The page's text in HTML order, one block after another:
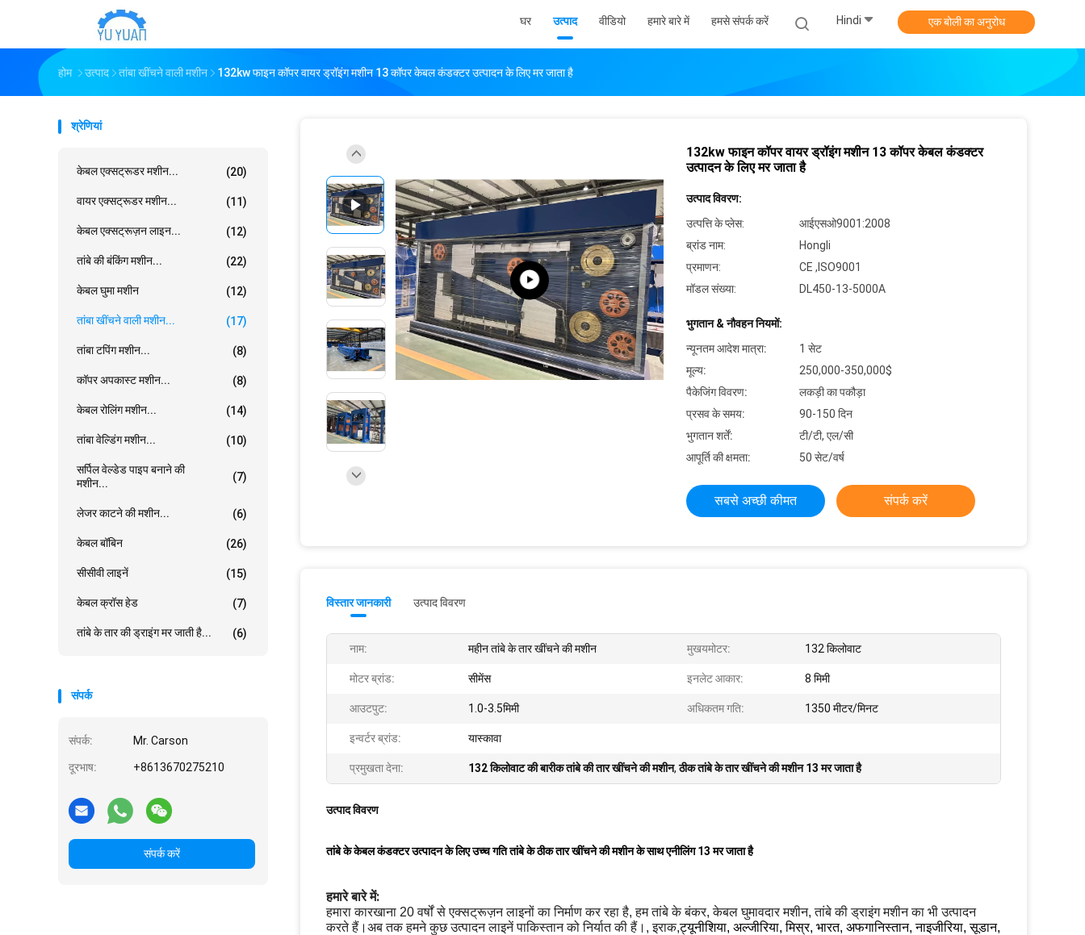
घर उत्पाद वीडियो हमारे बारे में हमसे संपर्क करें Hindi एक बोली का अनुरोध
होम उत्पाद तांबा खींचने वाली मशीन 132kw फाइन कॉपर वायर ड्रॉइंग मशीन 13 कॉपर केबल कंडक्टर उत्पादन के लिए मर जाता है
श्रेणियां
केबल एक्सट्रूडर मशीन... (20)
वायर एक्सट्रूडर मशीन... (11)
केबल एक्सट्रूज़न लाइन... (12)
तांबे की बंकिंग मशीन... (22)
केबल घुमा मशीन (12)
तांबा खींचने वाली मशीन... (17)
तांबा टपिंग मशीन... (8)
कॉपर अपकास्ट मशीन... (8)
केबल रोलिंग मशीन... (14)
तांबा वेल्डिंग मशीन... (10)
सर्पिल वेल्डेड पाइप बनाने की
मशीन...
(7)
लेजर काटने की मशीन... (6)
केबल बॉबिन (26)
सीसीवी लाइनें (15)
केबल क्रॉस हेड (7)
तांबे के तार की ड्राइंग मर जाती है... (6)
संपर्क
संपर्क: Mr. Carson
दूरभाष: +8613670275210
संपर्क करें
132kw फाइन कॉपर वायर ड्रॉइंग मशीन 13 कॉपर केबल कंडक्टर
उत्पादन के लिए मर जाता है
उत्पाद विवरण:
उत्पत्ति के प्लेस:
आईएसओ9001:2008
ब्रांड नाम:
Hongli
प्रमाणन:
CE ,ISO9001
मॉडल संख्या:
DL450-13-5000A
भुगतान & नौवहन नियमों:
न्यूनतम आदेश मात्रा:
1 सेट
मूल्य:
250,000-350,000$
पैकेजिंग विवरण:
लकड़ी का पकौड़ा
प्रसव के समय:
90-150 दिन
भुगतान शर्तें:
टी/टी, एल/सी
आपूर्ति की क्षमता:
50 सेट/वर्ष
सबसे अच्छी कीमत संपर्क करें
विस्तार जानकारी उत्पाद विवरण
नाम: महीन तांबे के तार खींचने की मशीन मुखयमोटर: 132 किलोवाट
मोटर ब्रांड: सीमेंस इनलेट आकार: 8 मिमी
आउटपुट: 1.0-3.5मिमी अधिकतम गति: 1350 मीटर/मिनट
इन्वर्टर ब्रांड: यास्कावा
प्रमुखता देना: 132 किलोवाट की बारीक तांबे की तार खींचने की मशीन,ठीक तांबे के तार खींचने की मशीन 13 मर जाता है
उत्पाद विवरण
तांबे के केबल कंडक्टर उत्पादन के लिए उच्च गति तांबे के ठीक तार खींचने की मशीन के साथ एनीलिंग 13 मर जाता है
हमारे बारे में:
हमारा कारखाना 20 वर्षों से एक्सट्रूज़न लाइनों का निर्माण कर रहा है, हम तांबे के बंकर, केबल घुमावदार मशीन, तांबे की ड्राइंग मशीन का भी उत्पादन
करते हैं।अब तक हमने कुछ उत्पादन लाइनें पाकिस्तान को निर्यात की हैं।, इराक,ट्यूनीशिया, अल्जीरिया, मिस्र, भारत, अफगानिस्तान, नाइजीरिया, सूडान,